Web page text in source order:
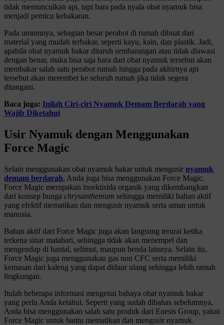
tidak memunculkan api, tapi bara pada nyala obat nyamuk bisa
menjadi pemicu kebakaran.
Pada umumnya, sebagian besar perabot di rumah dibuat dari
material yang mudah terbakar, seperti kayu, kain, dan plastik. Jadi,
apabila obat nyamuk bakar ditaruh sembarangan atau tidak diawasi
dengan benar, maka bisa saja bara dari obat nyamuk tersebut akan
membakar salah satu perabot rumah hingga pada akhirnya api
tersebut akan merembet ke seluruh rumah jika tidak segera
ditangani.
Baca juga: Inilah Ciri-ciri Nyamuk Demam Berdarah yang
Wajib Diketahui
Usir Nyamuk dengan Menggunakan
Force Magic
Selain menggunakan obat nyamuk bakar untuk mengusir nyamuk
demam berdarah, Anda juga bisa menggunakan Force Magic.
Force Magic merupakan insektisida organik yang dikembangkan
dari konsep bunga chrysanthemum sehingga memiliki bahan aktif
yang efektif mematikan dan mengusir nyamuk serta aman untuk
manusia.
Bahan aktif dari Force Magic juga akan langsung terurai ketika
terkena sinar matahari, sehingga tidak akan menempel dan
mengendap di bantal, selimut, maupun benda lainnya. Selain itu,
Force Magic juga menggunakan gas non CFC serta memiliki
kemasan dari kaleng yang dapat didaur ulang sehingga lebih ramah
lingkungan.
Itulah beberapa informasi mengenai bahaya obat nyamuk bakar
yang perlu Anda ketahui. Seperti yang sudah dibahas sebelumnya,
Anda bisa menggunakan salah satu produk dari Enesis Group, yakni
Force Magic untuk bantu mematikan dan mengusir nyamuk.